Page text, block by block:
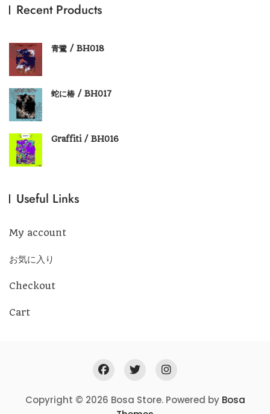
Recent Products
青鷺 / BH018
蛇に椿 / BH017
Graffiti / BH016
Useful Links
My account
お気に入り
Checkout
Cart
Copyright © 2026 Bosa Store. Powered by Bosa